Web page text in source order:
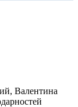
, Валентина